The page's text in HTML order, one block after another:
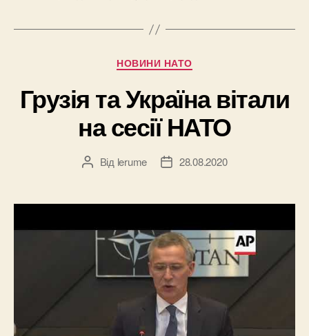
Категорії
НОВИНИ НАТО
Грузія та Україна вітали
на сесії НАТО
Автор
Від lerume
Дата28.08.2020